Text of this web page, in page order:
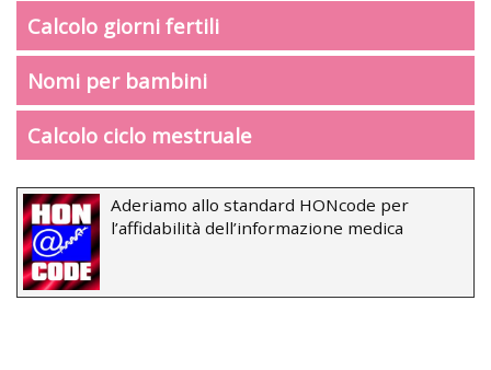
Calcolo giorni fertili
Nomi per bambini
Calcolo ciclo mestruale
Aderiamo allo standard HONcode per
l’affidabilità dell’informazione medica